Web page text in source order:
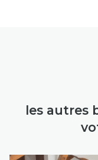
les autres